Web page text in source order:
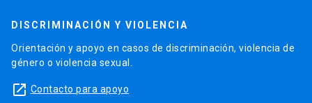
DISCRIMINACIÓN Y VIOLENCIA
Orientación y apoyo en casos de discriminación, violencia de
género o violencia sexual.
launch Contacto para apoyo